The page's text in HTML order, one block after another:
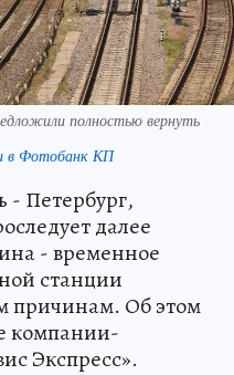
полностью вернуть
в Фотобанк КП
- Петербург,
далее
- временное
станции
причинам. Об этом
компании-
Экспресс».